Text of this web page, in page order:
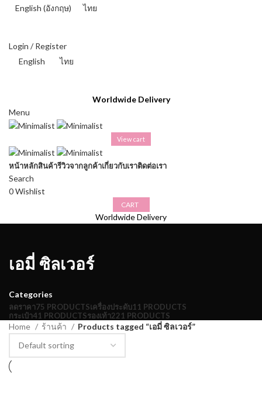
English (อังกฤษ) ไทย
Login / Register
English
ไทย
Worldwide Delivery
Menu
View cart
หน้าหลักสินค้ารีวิวจากลูกค้าเกี่ยวกับเราติดต่อเรา
Search
0Wishlist
CART
Worldwide Delivery
เอมี่ ซิลเวอร์
Categories
ลดราคา75 PRODUCTSเครื่องประดับ11 PRODUCTS
กระเป๋า41 PRODUCTSรองเท้า221 PRODUCTS
Home ร้านค้า Products tagged “เอมี่ ซิลเวอร์”